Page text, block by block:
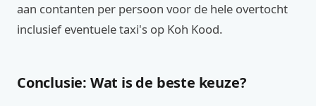
aan contanten per persoon voor de hele overtocht
inclusief eventuele taxi's op Koh Kood.
Conclusie: Wat is de beste keuze?